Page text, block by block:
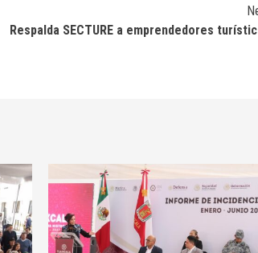
Respalda SECTURE a emprendedores